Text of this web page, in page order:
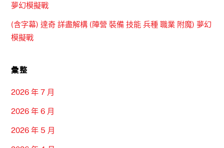
夢幻模擬戰
(含字幕) 達奇 詳盡解構 (陣營 裝備 技能 兵種 職業 附魔) 夢幻
模擬戰
彙整
2026 年 7 月
2026 年 6 月
2026 年 5 月